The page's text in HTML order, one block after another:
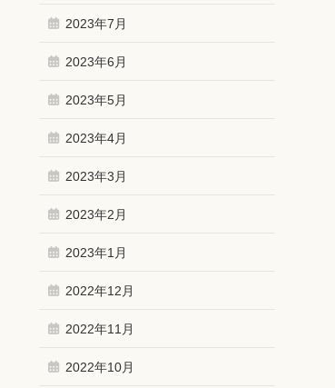
2023年7月
2023年6月
2023年5月
2023年4月
2023年3月
2023年2月
2023年1月
2022年12月
2022年11月
2022年10月